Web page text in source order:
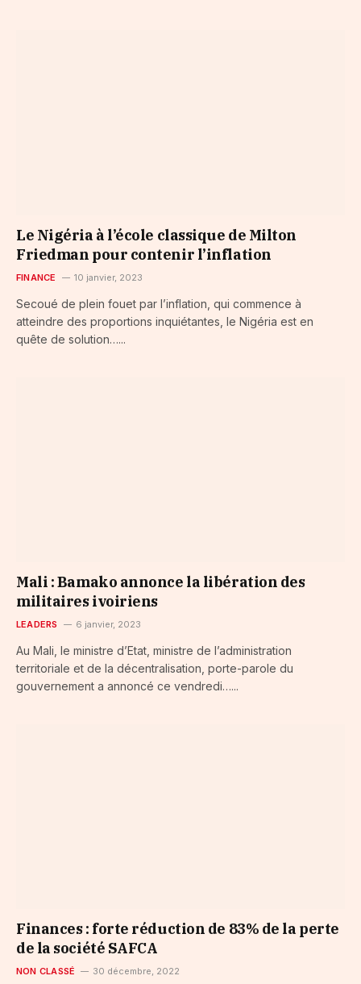
Le Nigéria à l’école classique de Milton
Friedman pour contenir l’inflation
FINANCE 10 janvier, 2023
Secoué de plein fouet par l’inflation, qui commence à
atteindre des proportions inquiétantes, le Nigéria est en
quête de solution…...
Mali : Bamako annonce la libération des
militaires ivoiriens
LEADERS 6 janvier, 2023
Au Mali, le ministre d’Etat, ministre de l’administration
territoriale et de la décentralisation, porte-parole du
gouvernement a annoncé ce vendredi…...
Finances : forte réduction de 83% de la perte
de la société SAFCA
NON CLASSÉ 30 décembre, 2022